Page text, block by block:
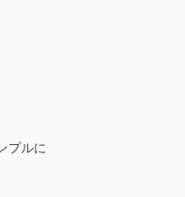
プルに